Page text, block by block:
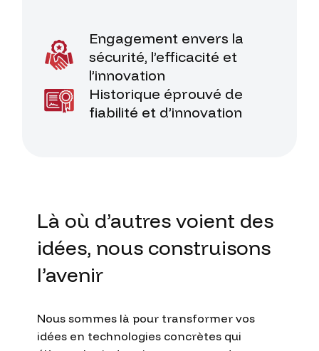
sécurité, l’efficacité et
l’innovation
Historique éprouvé de
fiabilité et d’innovation
Là où d’autres voient
des
idées,
construisons
l’avenir
idées en technologies concrètes qui
élèvent les industries et ouvrent de